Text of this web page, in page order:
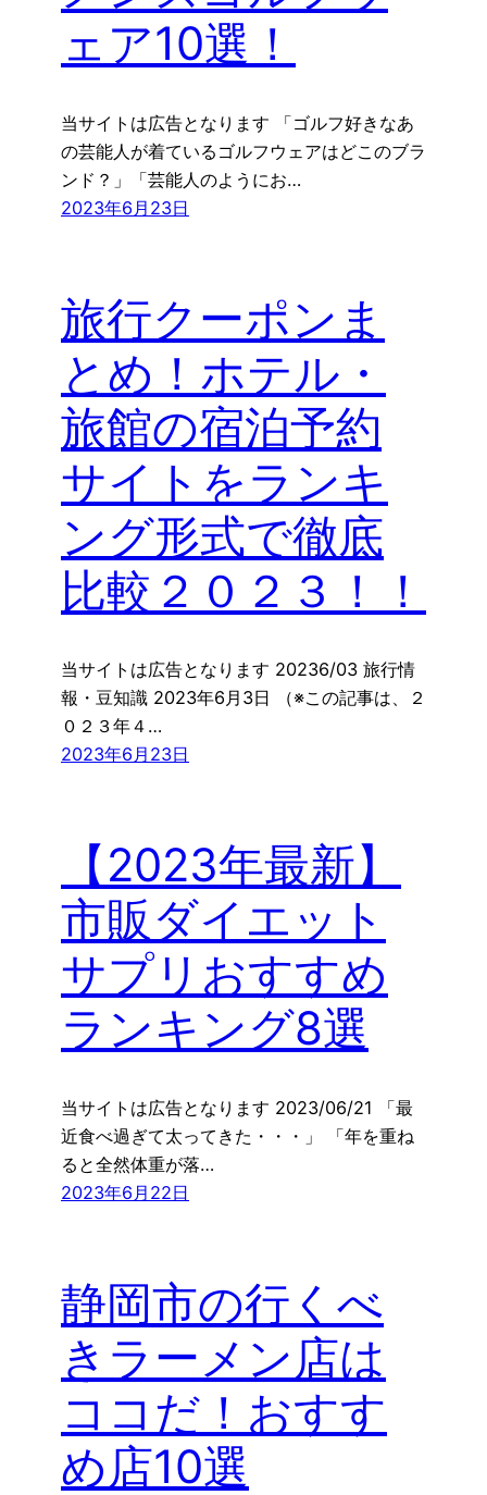
ェア10選！
当サイトは広告となります 「ゴルフ好きなあ
の芸能人が着ているゴルフウェアはどこのブラ
ンド？」「芸能人のようにお…
2023年6月23日
旅行クーポンま
とめ！ホテル・
旅館の宿泊予約
サイトをランキ
ング形式で徹底
比較２０２３！！
当サイトは広告となります 20236/03 旅行情
報・豆知識 2023年6月3日 （※この記事は、２
０２３年４…
2023年6月23日
【2023年最新】
市販ダイエット
サプリおすすめ
ランキング8選
当サイトは広告となります 2023/06/21 「最
近食べ過ぎて太ってきた・・・」 「年を重ね
ると全然体重が落…
2023年6月22日
静岡市の行くべ
きラーメン店は
ココだ！おすす
め店10選